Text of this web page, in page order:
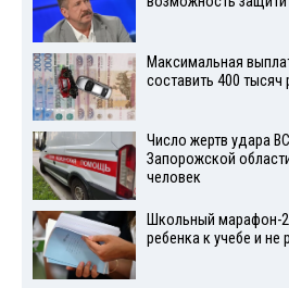
Максимальная
составить 400 тысяч
Число жертв удара
Запорожской
человек
Школьный марафон-
ребенка к учебе и не